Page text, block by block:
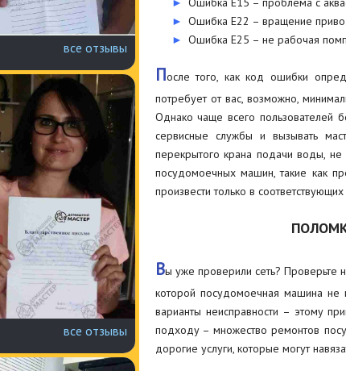
все отзывы
все отзывы
Ошибка Е15 – проблема с
Ошибка Е22 – вращение
Ошибка Е25 – не рабочая
осле того, как код ошибки
потребует от вас, возможно,
Однако чаще всего пользователей
сервисные службы и вызывать
перекрытого крана подачи воды, не
посудомоечных машин, такие как
произвести только в соответствующих
Вы уже проверили сеть? Проверьте
которой посудомоечная машина не
варианты неисправности – этому
подходу – множество ремонтов
дорогие услуги, которые могут